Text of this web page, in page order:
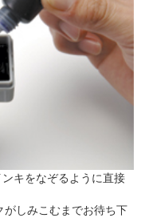
キをなぞるように直接
がしみこむまでお待ち下